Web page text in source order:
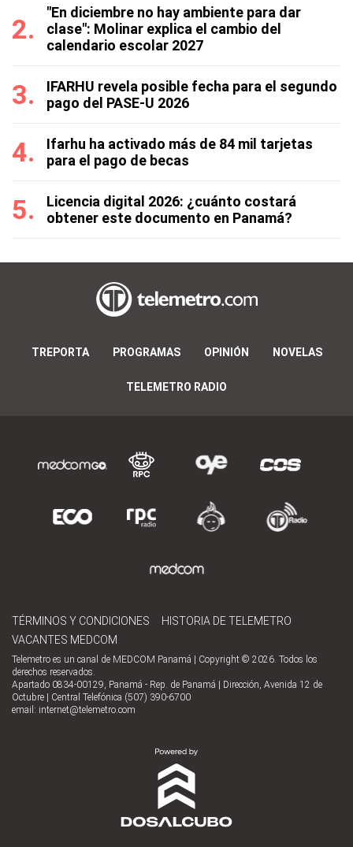
"En diciembre no hay ambiente para dar
clase": Molinar explica el cambio del
calendario escolar 2027
IFARHU revela posible fecha para el segundo
pago del PASE-U 2026
Ifarhu ha activado más de 84 mil tarjetas
para el pago de becas
Licencia digital 2026: ¿cuánto costará
obtener este documento en Panamá?
TREPORTA PROGRAMAS OPINIÓN NOVELAS
TELEMETRO RADIO
TÉRMINOS Y CONDICIONES
HISTORIA DE TELEMETRO
VACANTES MEDCOM
Telemetro es un canal de MEDCOM Panamá | Copyright © 2026. Todos los
derechos reservados.
Apartado 0834-00129, Panamá - Rep. de Panamá | Dirección, Avenida 12 de
Octubre | Central Telefónica (507) 390-6700
email: internet@telemetro.com